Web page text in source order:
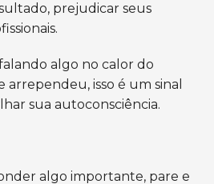
prejudicar seus
algo no calor do
arrependeu, isso é um sinal
sua autoconsciência.
algo importante, pare e